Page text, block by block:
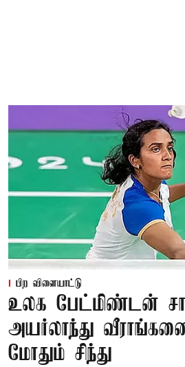
பிற விளையாட்டு
உலக பேட்மிண்டன்
அயர்லாந்து
மோதும் சிந்து